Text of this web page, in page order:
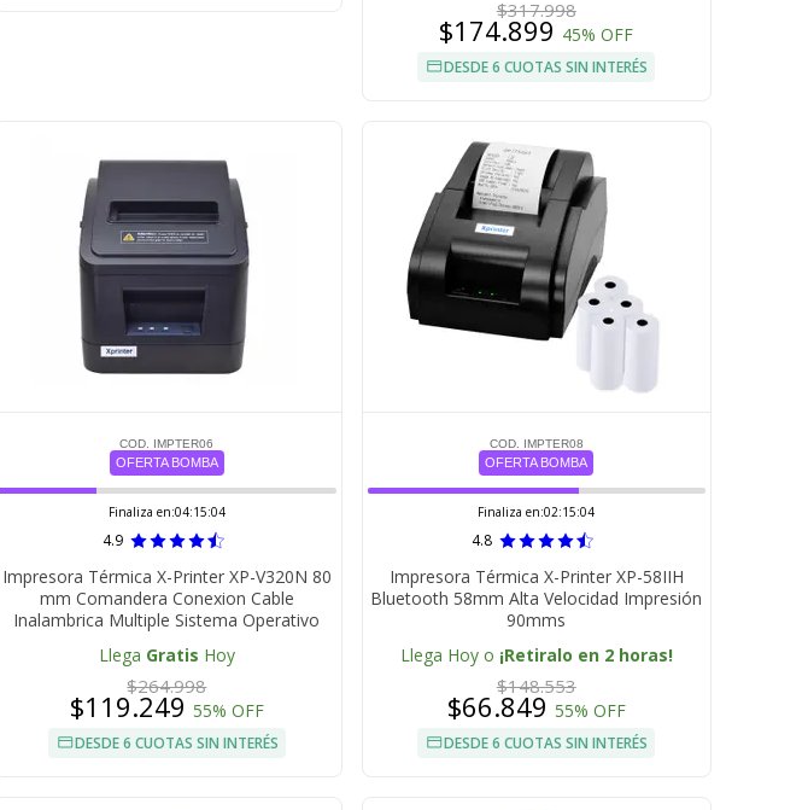
$317.998
$174.899 45% OFF
DESDE 6 CUOTAS SIN INTERÉS
COD. IMPTER06
OFERTA BOMBA
Finaliza en:04:15:03
4.9
Impresora Térmica X-Printer XP-V320N 80
mm Comandera Conexion Cable
Inalambrica Multiple Sistema Operativo
Llega Gratis Hoy
$264.998
$119.249 55% OFF
DESDE 6 CUOTAS SIN INTERÉS
COD. IMPTER08
OFERTA BOMBA
Finaliza en:02:15:03
4.8
Impresora Térmica X-Printer XP-58IIH
Bluetooth 58mm Alta Velocidad Impresión
90mms
Llega Hoy o ¡Retiralo en 2 horas!
$148.553
$66.849 55% OFF
DESDE 6 CUOTAS SIN INTERÉS